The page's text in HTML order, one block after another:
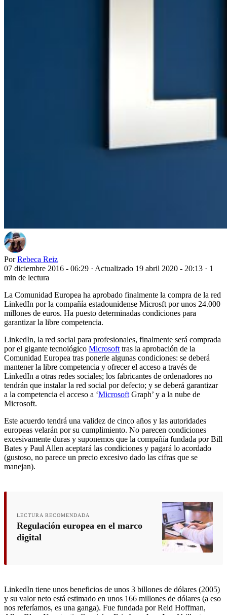
Por Rebeca Reiz
07 diciembre 2016 - 06:29 · Actualizado 19 abril 2020 - 20:13 · 1
min de lectura
La Comunidad Europea ha aprobado finalmente la compra de la red
LinkedIn por la compañía estadounidense Microsft por unos 24.000
millones de euros. Ha puesto determinadas condiciones para
garantizar la libre competencia.
LinkedIn, la red social para profesionales, finalmente será comprada
por el gigante tecnológico Microsoft tras la aprobación de la
Comunidad Europea tras ponerle algunas condiciones: se deberá
mantener la libre competencia y ofrecer el acceso a través de
LinkedIn a otras redes sociales; los fabricantes de ordenadores no
tendrán que instalar la red social por defecto; y se deberá garantizar
a la competencia el acceso a ‘Microsoft Graph’ y a la nube de
Microsoft.
Este acuerdo tendrá una validez de cinco años y las autoridades
europeas velarán por su cumplimiento. No parecen condiciones
excesivamente duras y suponemos que la compañía fundada por Bill
Bates y Paul Allen aceptará las condiciones y pagará lo acordado
(gustoso, no parece un precio excesivo dado las cifras que se
manejan).
LECTURA RECOMENDADA
Regulación europea en el marco
digital
LinkedIn tiene unos beneficios de unos 3 billones de dólares (2005)
y su valor neto está estimado en unos 166 millones de dólares (a eso
nos referíamos, es una ganga). Fue fundada por Reid Hoffman,